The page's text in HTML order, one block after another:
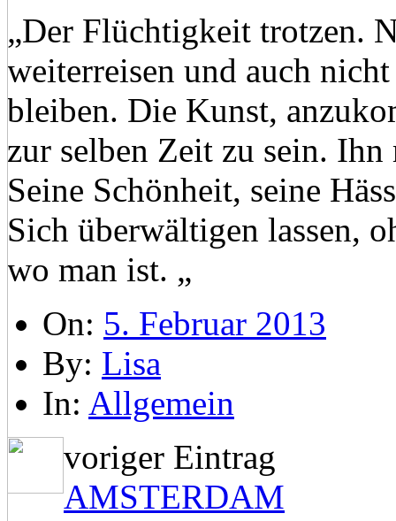
„Der Flüchtigkeit trotzen.
weiterreisen und auch
bleiben. Die Kunst,
zur selben Zeit zu sein.
Seine Schönheit, seine
Sich überwältigen lassen,
wo man ist. „
On: 5. Februar 2013
By: Lisa
In: Allgemein
voriger Eintrag
AMSTERDAM